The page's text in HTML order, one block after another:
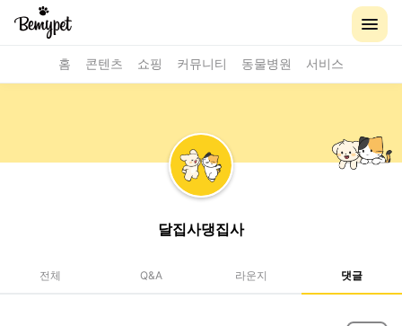
홈 콘텐츠 쇼핑 커뮤니티 동물병원 서비스
달집사댕집사
전체 Q&A 라운지 댓글